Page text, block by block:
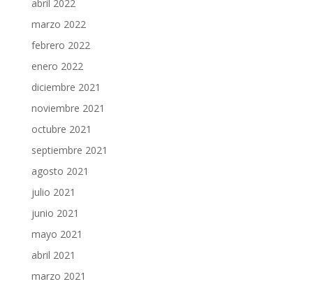
abril 2022
marzo 2022
febrero 2022
enero 2022
diciembre 2021
noviembre 2021
octubre 2021
septiembre 2021
agosto 2021
julio 2021
junio 2021
mayo 2021
abril 2021
marzo 2021